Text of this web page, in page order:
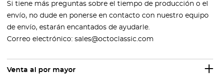
Si tiene más preguntas sobre el tiempo de producción o el
envío, no dude en ponerse en contacto con nuestro equipo
de envío, estarán encantados de ayudarle.
Correo electrónico: sales@octoclassic.com
Venta al por mayor